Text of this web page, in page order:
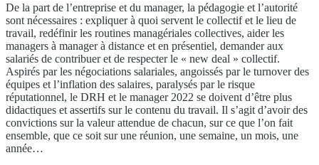
De la part de l’entreprise et du manager, la pédagogie et l’autorité
sont nécessaires : expliquer à quoi servent le collectif et le lieu de
travail, redéfinir les routines managériales collectives, aider les
managers à manager à distance et en présentiel, demander aux
salariés de contribuer et de respecter le « new deal » collectif.
Aspirés par les négociations salariales, angoissés par le turnover des
équipes et l’inflation des salaires, paralysés par le risque
réputationnel, le DRH et le manager 2022 se doivent d’être plus
didactiques et assertifs sur le contenu du travail. Il s’agit d’avoir des
convictions sur la valeur attendue de chacun, sur ce que l’on fait
ensemble, que ce soit sur une réunion, une semaine, un mois, une
année…